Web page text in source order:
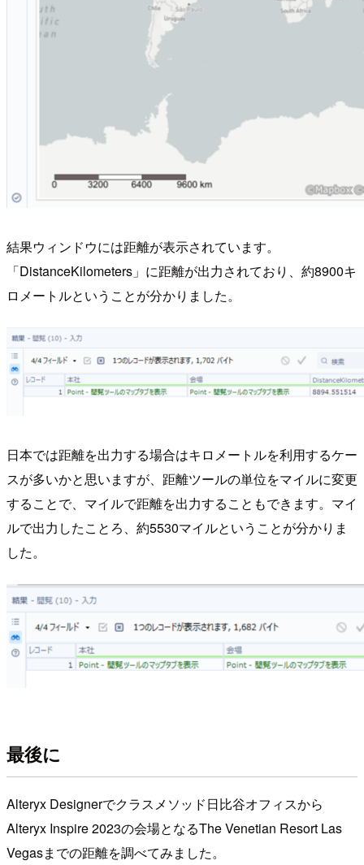
結果ウィンドウには距離が表示されています。
「DistanceKilometers」に距離が出力されており、約8900キ
ロメートルということが分かりました。
日本では距離を出力する場合はキロメートルを利用するケー
スが多いかと思いますが、距離ツールの単位をマイルに変更
することで、マイルで距離を出力することもできます。マイ
ルで出力したことろ、約5530マイルということが分かりま
した。
最後に
Alteryx Designerでクラスメソッド日比谷オフィスから
Alteryx Inspire 2023の会場となるThe Venetian Resort Las
Vegasまでの距離を調べてみました。